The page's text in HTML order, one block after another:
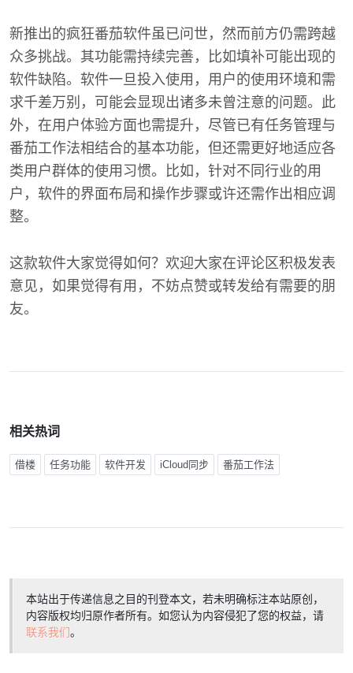
新推出的疯狂番茄软件虽已问世，然而前方仍需跨越
众多挑战。其功能需持续完善，比如填补可能出现的
软件缺陷。软件一旦投入使用，用户的使用环境和需
求千差万别，可能会显现出诸多未曾注意的问题。此
外，在用户体验方面也需提升，尽管已有任务管理与
番茄工作法相结合的基本功能，但还需更好地适应各
类用户群体的使用习惯。比如，针对不同行业的用
户，软件的界面布局和操作步骤或许还需作出相应调
整。
这款软件大家觉得如何？欢迎大家在评论区积极发表
意见，如果觉得有用，不妨点赞或转发给有需要的朋
友。
相关热词
借楼 任务功能 软件开发 iCloud同步 番茄工作法
本站出于传递信息之目的刊登本文，若未明确标注本站原创，
内容版权均归原作者所有。如您认为内容侵犯了您的权益，请
联系我们。